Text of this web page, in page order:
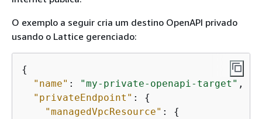
O exemplo a seguir cria um destino OpenAPI privado
usando o Lattice gerenciado:
{
"name" : "my-private-openapi-target" ,
"privateEndpoint" : {
"managedVpcResource" : {